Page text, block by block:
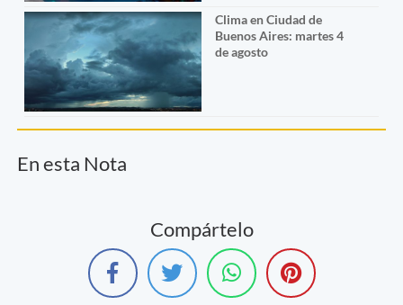
Clima en Ciudad de
Buenos Aires: martes 4
de agosto
En esta Nota
Compártelo